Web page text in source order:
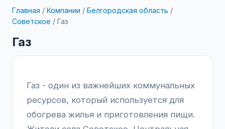
Главная / Компании / Белгородская область /
Советское / Газ
Газ
Газ - один из важнейших коммунальных
ресурсов, который используется для
обогрева жилья и приготовления пищи.